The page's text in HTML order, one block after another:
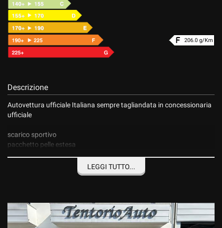
206.0 g/Km
Descrizione
Autovettura ufficiale Italiana sempre tagliandata in concessionaria
ufficiale
scarico sportivo
pacchetto pelle estesa
consigliatoun appuntamento
Tentorio Auto Garbagnate Monastero (Lc) via S.S. 36 n.4
LEGGI TUTTO...